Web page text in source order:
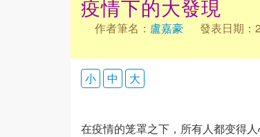
疫情下的大發現
作者筆名： 盧嘉豪 發表日期：
小 中 大
在疫情的笼罩之下，所有人都变得